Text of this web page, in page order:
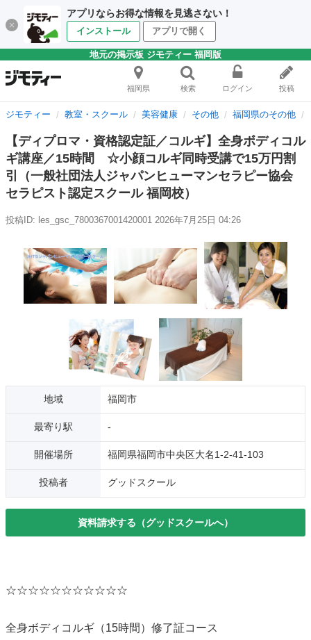
アプリならお得な情報を見逃さない！
インストール アプリで開く
地元の掲示板 ジモティー 福岡版
福岡県 検索 ログイン 投稿
ジモティー 教室・スクール 美容健康 その他 福岡県のその他
【ディプロマ・資格認定証／コルギ】全身ボディコル
ギ講座／15時間 ☆小顔コルギ同時受講で15万円割
引（一般社団法人ジャパンヒューマンセラピー協会
セラピスト認定スクール 福岡校）
投稿ID: les_gsc_7800367001420001 2026年7月25日 04:26
地域 福岡市
最寄り駅 -
開催場所 福岡県福岡市中央区大名1-2-41-103
投稿者 グッドスクール
資料請求する（グッドスクールへ）
☆☆☆☆☆☆☆☆☆☆☆
全身ボディコルギ（15時間）修了証コース